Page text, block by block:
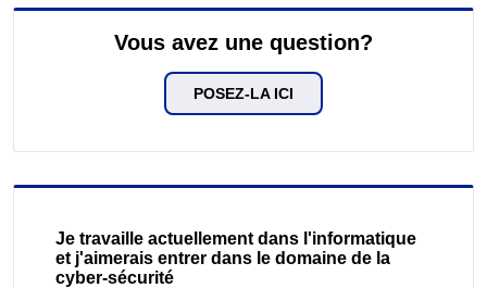
Vous avez une question?
POSEZ-LA ICI
Je travaille actuellement dans l'informatique
et j'aimerais entrer dans le domaine de la
cyber-sécurité